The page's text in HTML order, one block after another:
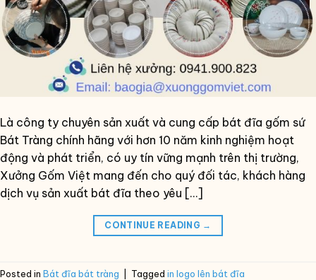
Là công ty chuyên sản xuất và cung cấp bát đĩa gốm sứ
Bát Tràng chính hãng với hơn 10 năm kinh nghiệm hoạt
động và phát triển, có uy tín vững mạnh trên thị trường,
Xưởng Gốm Việt mang đến cho quý đối tác, khách hàng
dịch vụ sản xuất bát đĩa theo yêu […]
CONTINUE READING →
Posted in Bát đĩa bát tràng Tagged in logo lên bát đĩa